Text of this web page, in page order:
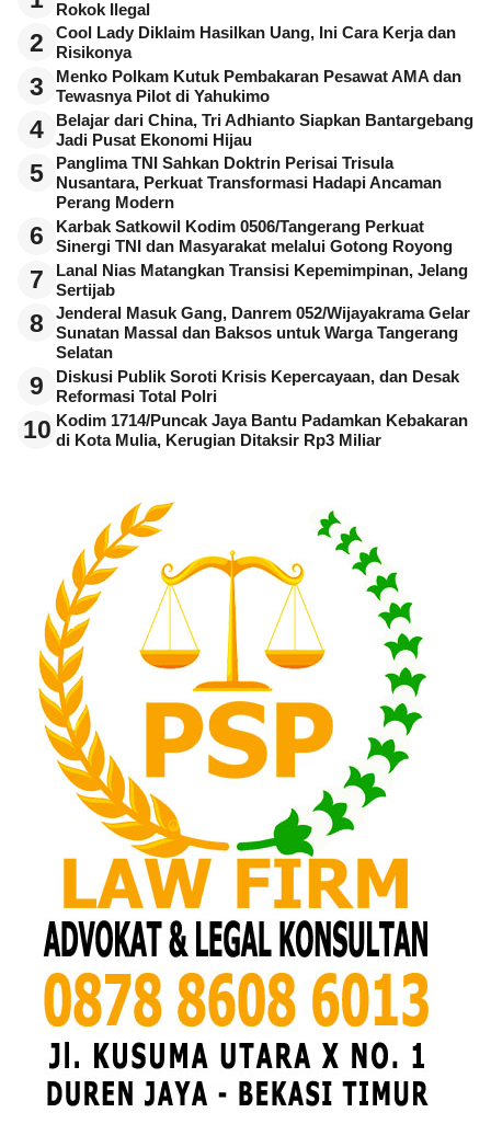
Rokok Ilegal
2
Cool Lady Diklaim Hasilkan Uang, Ini Cara Kerja dan
Risikonya
3
Menko Polkam Kutuk Pembakaran Pesawat AMA dan
Tewasnya Pilot di Yahukimo
4
Belajar dari China, Tri Adhianto Siapkan Bantargebang
Jadi Pusat Ekonomi Hijau
5
Panglima TNI Sahkan Doktrin Perisai Trisula
Nusantara, Perkuat Transformasi Hadapi Ancaman
Perang Modern
6
Karbak Satkowil Kodim 0506/Tangerang Perkuat
Sinergi TNI dan Masyarakat melalui Gotong Royong
7
Lanal Nias Matangkan Transisi Kepemimpinan, Jelang
Sertijab
8
Jenderal Masuk Gang, Danrem 052/Wijayakrama Gelar
Sunatan Massal dan Baksos untuk Warga Tangerang
Selatan
9
Diskusi Publik Soroti Krisis Kepercayaan, dan Desak
Reformasi Total Polri
10 Kodim 1714/Puncak Jaya Bantu Padamkan Kebakaran
di Kota Mulia, Kerugian Ditaksir Rp3 Miliar